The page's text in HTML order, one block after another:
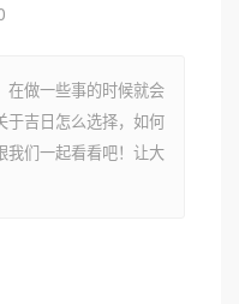
在做一些事的时候就会
于吉日怎么选择，如何
我们一起看看吧！让大